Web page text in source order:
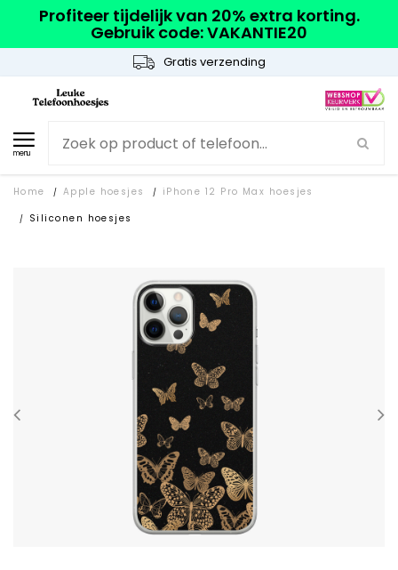
Profiteer tijdelijk van 20% extra korting.
Gebruik code: VAKANTIE20
Gratis verzending
menu
Home / Apple hoesjes / iPhone 12 Pro Max hoesjes
/ Siliconen hoesjes